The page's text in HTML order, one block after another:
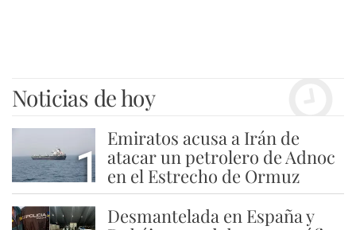
Noticias de hoy
1
Emiratos acusa a Irán de
atacar un petrolero de Adnoc
en el Estrecho de Ormuz
Desmantelada en España y